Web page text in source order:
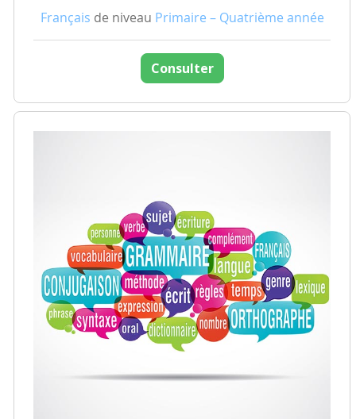
Français de niveau Primaire – Quatrième année
Consulter